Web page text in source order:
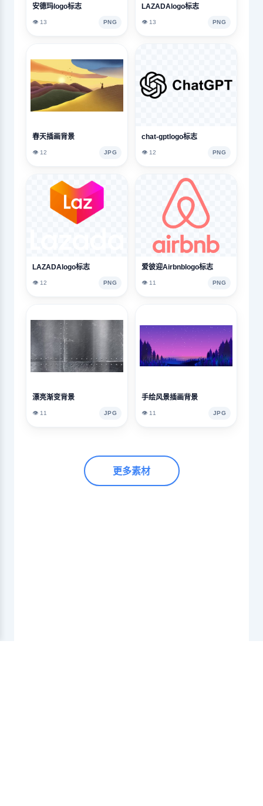
安德玛logo标志
👁️ 13 PNG
LAZADAlogo标志
👁️ 13 PNG
春天插画背景
👁️ 12 JPG
chat-gptlogo标志
👁️ 12 PNG
LAZADAlogo标志
👁️ 12 PNG
爱彼迎Airbnblogo标志
👁️ 11 PNG
漂亮渐变背景
👁️ 11 JPG
手绘风景插画背景
👁️ 11 JPG
更多素材